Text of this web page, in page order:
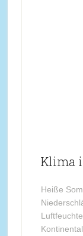
Klima
Heiße